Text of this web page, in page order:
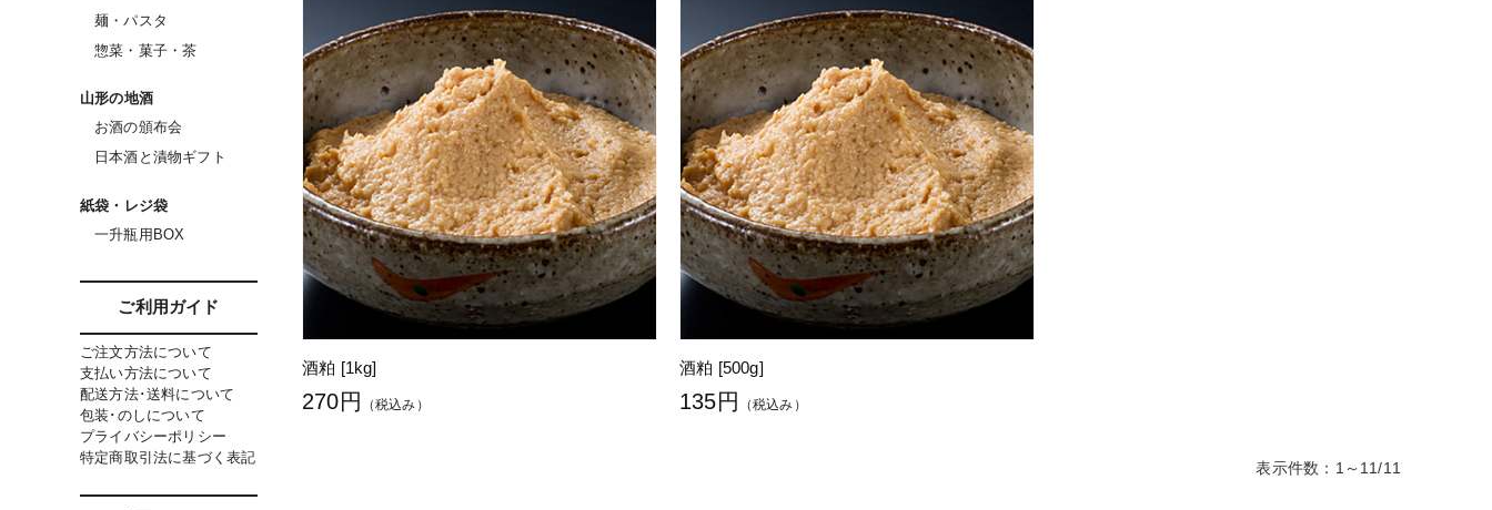
酒粕 [1kg]
270円 （税込み）
酒粕 [500g]
135円 （税込み）
表示件数：1～11/11
麺・パスタ
惣菜・菓子・茶
山形の地酒
お酒の頒布会
日本酒と漬物ギフト
紙袋・レジ袋
一升瓶用BOX
ご利用ガイド
ご注文方法について
支払い方法について
配送方法･送料について
包装･のしについて
プライバシーポリシー
特定商取引法に基づく表記